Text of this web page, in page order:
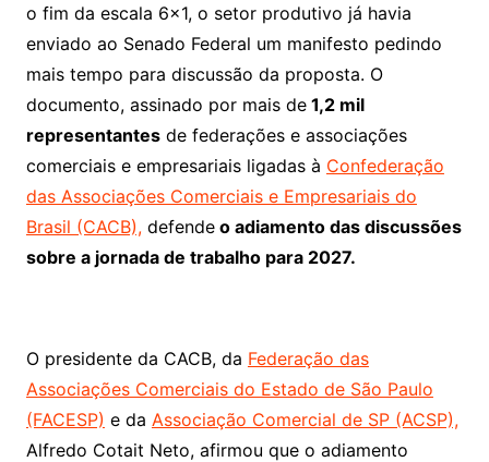
o fim da escala 6×1, o setor produtivo já havia
enviado ao Senado Federal um manifesto pedindo
mais tempo para discussão da proposta. O
documento, assinado por mais de1,2 mil
representantesde federações e associações
comerciais e empresariais ligadas à Confederação
das Associações Comerciais e Empresariais do
Brasil (CACB),defendeo adiamento das discussões
sobre a jornada de trabalho para 2027.
O presidente da CACB, da Federação das
Associações Comerciais do Estado de São Paulo
(FACESP) e da Associação Comercial de SP (ACSP),
Alfredo Cotait Neto, afirmou que o adiamento